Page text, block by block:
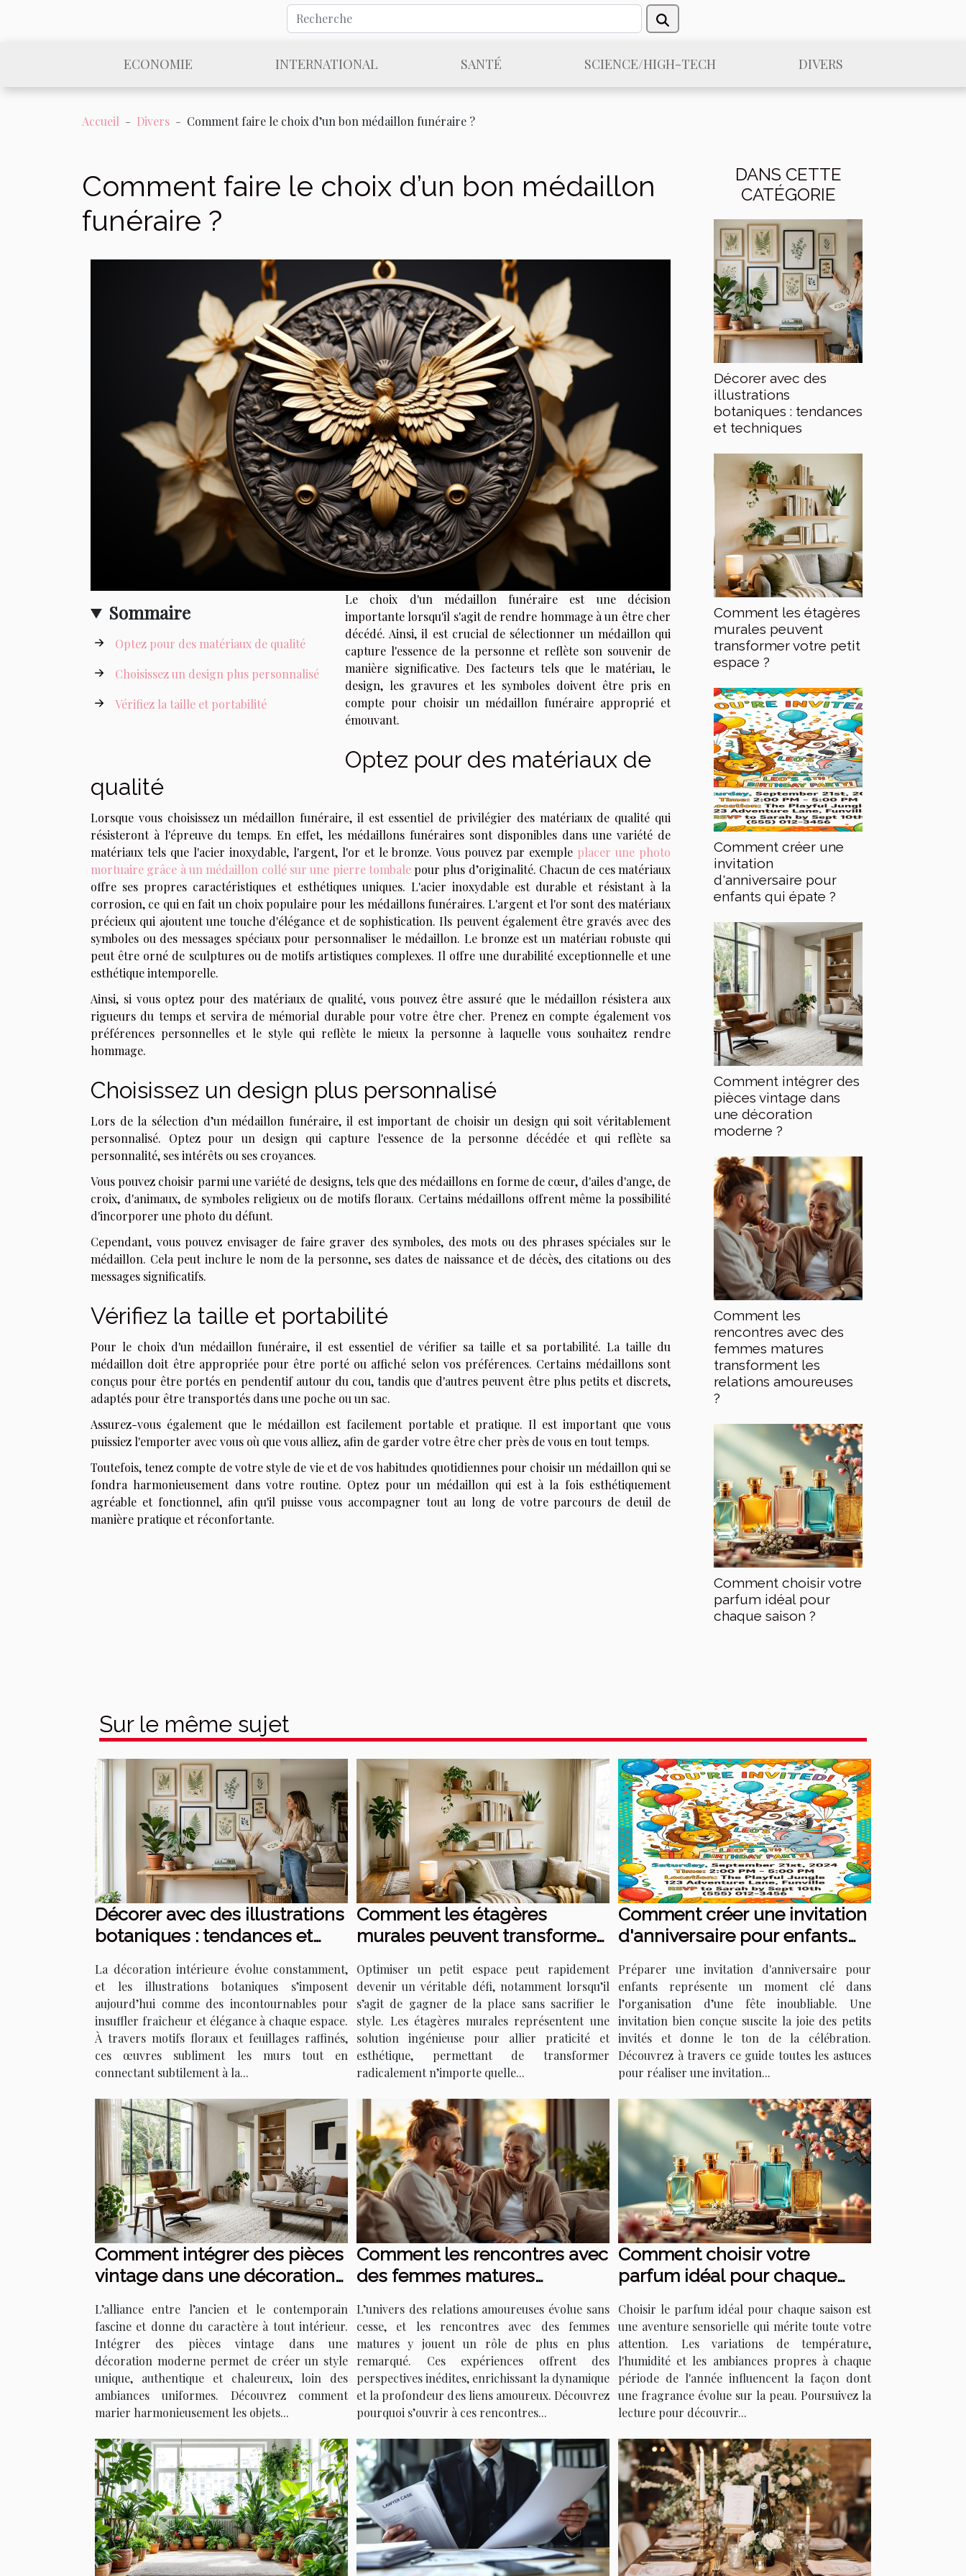
ECONOMIE INTERNATIONAL SANTÉ SCIENCE/HIGH-TECH DIVERS
Accueil Divers Comment faire le choix d’un bon médaillon funéraire ?
Comment faire le choix d’un bon médaillon
funéraire ?
Sommaire
Optez pour des matériaux de qualité
Choisissez un design plus personnalisé
Vérifiez la taille et portabilité
Le choix d'un médaillon funéraire est une décision
importante lorsqu'il s'agit de rendre hommage à un être cher
décédé. Ainsi, il est crucial de sélectionner un médaillon qui
capture l'essence de la personne et reflète son souvenir de
manière significative. Des facteurs tels que le matériau, le
design, les gravures et les symboles doivent être pris en
compte pour choisir un médaillon funéraire approprié et
émouvant.
Optez pour des matériaux de
qualité
Lorsque vous choisissez un médaillon funéraire, il est essentiel de privilégier des matériaux de qualité qui
résisteront à l'épreuve du temps. En effet, les médaillons funéraires sont disponibles dans une variété de
matériaux tels que l'acier inoxydable, l'argent, l'or et le bronze. Vous pouvez par exemple placer une photo
mortuaire grâce à un médaillon collé sur une pierre tombalepour plus d’originalité. Chacun de ces matériaux
offre ses propres caractéristiques et esthétiques uniques. L'acier inoxydable est durable et résistant à la
corrosion, ce qui en fait un choix populaire pour les médaillons funéraires. L'argent et l'or sont des matériaux
précieux qui ajoutent une touche d'élégance et de sophistication. Ils peuvent également être gravés avec des
symboles ou des messages spéciaux pour personnaliser le médaillon. Le bronze est un matériau robuste qui
peut être orné de sculptures ou de motifs artistiques complexes. Il offre une durabilité exceptionnelle et une
esthétique intemporelle.
Ainsi, si vous optez pour des matériaux de qualité, vous pouvez être assuré que le médaillon résistera aux
rigueurs du temps et servira de mémorial durable pour votre être cher. Prenez en compte également vos
préférences personnelles et le style qui reflète le mieux la personne à laquelle vous souhaitez rendre
hommage.
Choisissez un design plus personnalisé
Lors de la sélection d’un médaillon funéraire, il est important de choisir un design qui soit véritablement
personnalisé. Optez pour un design qui capture l'essence de la personne décédée et qui reflète sa
personnalité, ses intérêts ou ses croyances.
Vous pouvez choisir parmi une variété de designs, tels que des médaillons en forme de cœur, d'ailes d'ange, de
croix, d'animaux, de symboles religieux ou de motifs floraux. Certains médaillons offrent même la possibilité
d'incorporer une photo du défunt.
Cependant, vous pouvez envisager de faire graver des symboles, des mots ou des phrases spéciales sur le
médaillon. Cela peut inclure le nom de la personne, ses dates de naissance et de décès, des citations ou des
messages significatifs.
Vérifiez la taille et portabilité
Pour le choix d'un médaillon funéraire, il est essentiel de vérifier sa taille et sa portabilité. La taille du
médaillon doit être appropriée pour être porté ou affiché selon vos préférences. Certains médaillons sont
conçus pour être portés en pendentif autour du cou, tandis que d'autres peuvent être plus petits et discrets,
adaptés pour être transportés dans une poche ou un sac.
Assurez-vous également que le médaillon est facilement portable et pratique. Il est important que vous
puissiez l'emporter avec vous où que vous alliez, afin de garder votre être cher près de vous en tout temps.
Toutefois, tenez compte de votre style de vie et de vos habitudes quotidiennes pour choisir un médaillon qui se
fondra harmonieusement dans votre routine. Optez pour un médaillon qui est à la fois esthétiquement
agréable et fonctionnel, afin qu'il puisse vous accompagner tout au long de votre parcours de deuil de
manière pratique et réconfortante.
DANS CETTE
CATÉGORIE
Décorer avec des
illustrations
botaniques : tendances
et techniques
Comment les étagères
murales peuvent
transformer votre petit
espace ?
Comment créer une
invitation
d'anniversaire pour
enfants qui épate ?
Comment intégrer des
pièces vintage dans
une décoration
moderne ?
Comment les
rencontres avec des
femmes matures
transforment les
relations amoureuses
?
Comment choisir votre
parfum idéal pour
chaque saison ?
Sur le même sujet
Décorer avec des illustrations
botaniques : tendances et
La décoration intérieure évolue constamment,
et les illustrations botaniques s’imposent
aujourd’hui comme des incontournables pour
insuffler fraîcheur et élégance à chaque espace.
À travers motifs floraux et feuillages raffinés,
ces œuvres subliment les murs tout en
connectant subtilement à la...
Comment les étagères
murales peuvent transformer
Optimiser un petit espace peut rapidement
devenir un véritable défi, notamment lorsqu’il
s’agit de gagner de la place sans sacrifier le
style. Les étagères murales représentent une
solution ingénieuse pour allier praticité et
esthétique, permettant de transformer
radicalement n’importe quelle...
Comment créer une invitation
d'anniversaire pour enfants
Préparer une invitation d'anniversaire pour
enfants représente un moment clé dans
l’organisation d’une fête inoubliable. Une
invitation bien conçue suscite la joie des petits
invités et donne le ton de la célébration.
Découvrez à travers ce guide toutes les astuces
pour réaliser une invitation...
Comment intégrer des pièces
vintage dans une décoration
L’alliance entre l’ancien et le contemporain
fascine et donne du caractère à tout intérieur.
Intégrer des pièces vintage dans une
décoration moderne permet de créer un style
unique, authentique et chaleureux, loin des
ambiances uniformes. Découvrez comment
marier harmonieusement les objets...
Comment les rencontres avec
des femmes matures
amoureuses ?
L’univers des relations amoureuses évolue sans
cesse, et les rencontres avec des femmes
matures y jouent un rôle de plus en plus
remarqué. Ces expériences offrent des
perspectives inédites, enrichissant la dynamique
et la profondeur des liens amoureux. Découvrez
pourquoi s’ouvrir à ces rencontres...
Comment choisir votre
parfum idéal pour chaque
Choisir le parfum idéal pour chaque saison est
une aventure sensorielle qui mérite toute votre
attention. Les variations de température,
l'humidité et les ambiances propres à chaque
période de l'année influencent la façon dont
une fragrance évolue sur la peau. Poursuivez la
lecture pour découvrir...